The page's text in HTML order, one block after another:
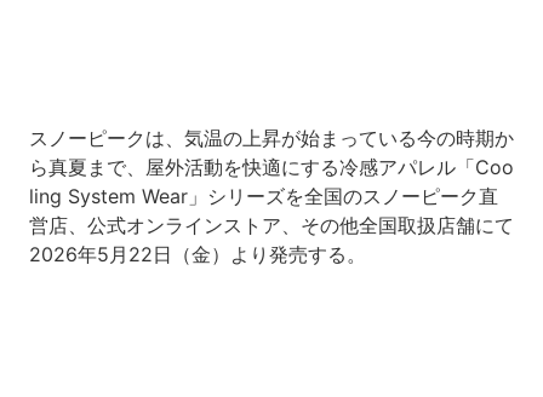
スノーピークは、気温の上昇が始まっている今の時期か
ら真夏まで、屋外活動を快適にする冷感アパレル「Coo
ling System Wear」シリーズを全国のスノーピーク直
営店、公式オンラインストア、その他全国取扱店舗にて
2026年5月22日（金）より発売する。